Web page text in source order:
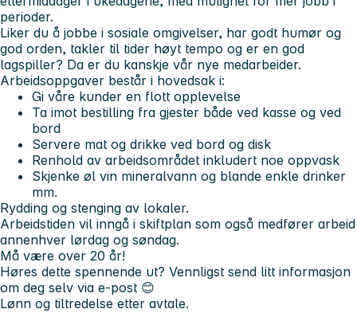
perioder.
Liker du å jobbe i sosiale omgivelser, har godt humør og
god orden, takler til tider høyt tempo og er en god
lagspiller? Da er du kanskje vår nye medarbeider.
Arbeidsoppgaver består i hovedsak i:
Gi våre kunder en flott opplevelse
Ta imot bestilling fra gjester både ved kasse og ved
bord
Servere mat og drikke ved bord og disk
Renhold av arbeidsområdet inkludert noe oppvask
Skjenke øl vin mineralvann og blande enkle drinker
mm.
Rydding og stenging av lokaler.
Arbeidstiden vil inngå i skiftplan som også medfører arbeid
annenhver lørdag og søndag.
Må være over 20 år!
Høres dette spennende ut? Vennligst send litt informasjon
om deg selv via e-post 😊
Lønn og tiltredelse etter avtale.